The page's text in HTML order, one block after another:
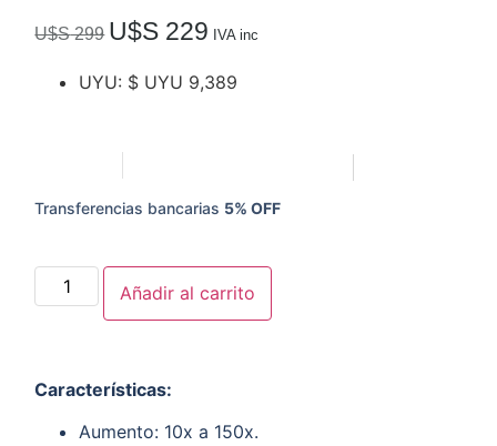
U$S299 U$S 229 IVA inc
UYU: $ UYU 9,389
Transferencias bancarias 5% OFF
Añadir al carrito
Características:
Aumento: 10x a 150x.